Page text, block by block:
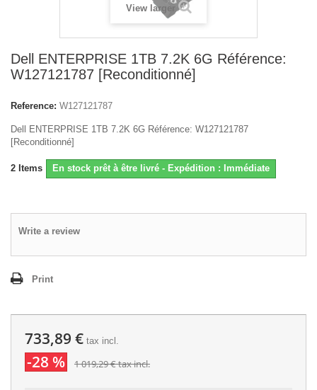
View larger
Dell ENTERPRISE 1TB 7.2K 6G Référence:
W127121787 [Reconditionné]
Reference: W127121787
Dell ENTERPRISE 1TB 7.2K 6G Référence: W127121787
[Reconditionné]
2 Items En stock prêt à être livré - Expédition : Immédiate
Write a review
Print
733,89 € tax incl.
-28 % 1 019,29 €tax incl.